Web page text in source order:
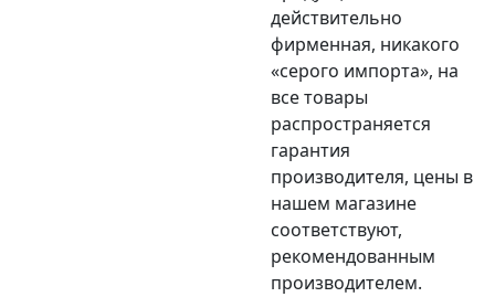
действительно
фирменная, никакого
«серого импорта», на
все товары
распространяется
гарантия
производителя, цены в
нашем магазине
соответствуют,
рекомендованным
производителем.